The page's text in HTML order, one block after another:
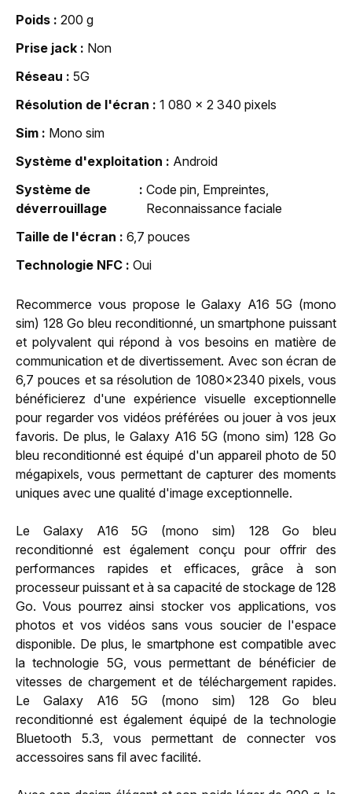
Poids
200 g
Prise jack
Non
Réseau
5G
Résolution de l'écran
1 080 x 2 340 pixels
Sim
Mono sim
Système d'exploitation
Android
Système de
déverrouillage
Code pin, Empreintes,
Reconnaissance faciale
Taille de l'écran
6,7 pouces
Technologie NFC
Oui
Recommerce vous propose le Galaxy A16 5G (mono
sim) 128 Go bleu reconditionné, un smartphone puissant
et polyvalent qui répond à vos besoins en matière de
communication et de divertissement. Avec son écran de
6,7 pouces et sa résolution de 1080x2340 pixels, vous
bénéficierez d'une expérience visuelle exceptionnelle
pour regarder vos vidéos préférées ou jouer à vos jeux
favoris. De plus, le Galaxy A16 5G (mono sim) 128 Go
bleu reconditionné est équipé d'un appareil photo de 50
mégapixels, vous permettant de capturer des moments
uniques avec une qualité d'image exceptionnelle.
Le Galaxy A16 5G (mono sim) 128 Go bleu
reconditionné est également conçu pour offrir des
performances rapides et efficaces, grâce à son
processeur puissant et à sa capacité de stockage de 128
Go. Vous pourrez ainsi stocker vos applications, vos
photos et vos vidéos sans vous soucier de l'espace
disponible. De plus, le smartphone est compatible avec
la technologie 5G, vous permettant de bénéficier de
vitesses de chargement et de téléchargement rapides.
Le Galaxy A16 5G (mono sim) 128 Go bleu
reconditionné est également équipé de la technologie
Bluetooth 5.3, vous permettant de connecter vos
accessoires sans fil avec facilité.